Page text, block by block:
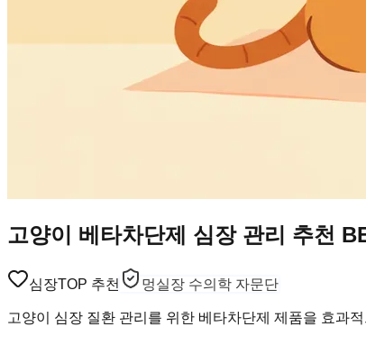
고양이 베타차단제 심장 관리 추천
심장TOP 추천 멍실장 수의학 자문단
고양이 심장 질환 관리를 위한 베타차단제 제품을 효과